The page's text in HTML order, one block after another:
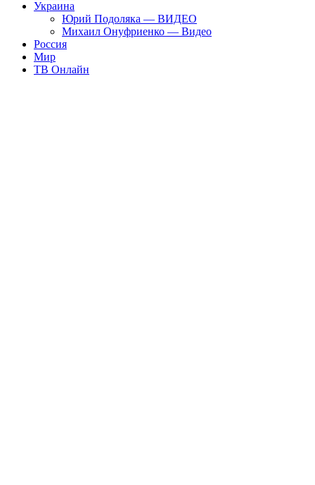
Украина
Юрий Подоляка — ВИДЕО
Михаил Онуфриенко — Видео
Россия
Мир
ТВ Онлайн